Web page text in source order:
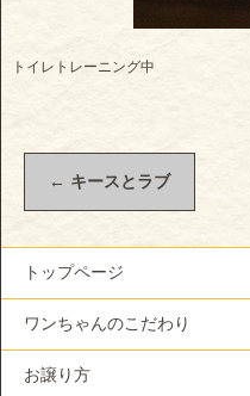
トイレトレーニング中
← キースとラブ
トップページ
ワンちゃんのこだわり
お譲り方